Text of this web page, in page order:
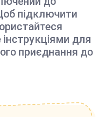
підключити
для
приєднання до